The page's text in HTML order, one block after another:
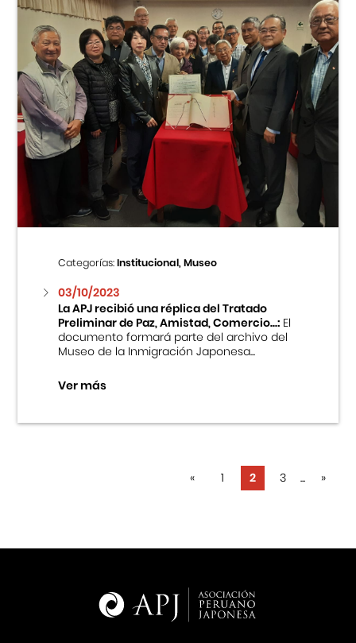
Categorías:Institucional, Museo
03/10/2023
La APJ recibió una réplica del Tratado
Preliminar de Paz, Amistad, Comercio...:El
documento formará parte del archivo del
Museo de la Inmigración Japonesa...
Ver más
« 1 2 3 ... »